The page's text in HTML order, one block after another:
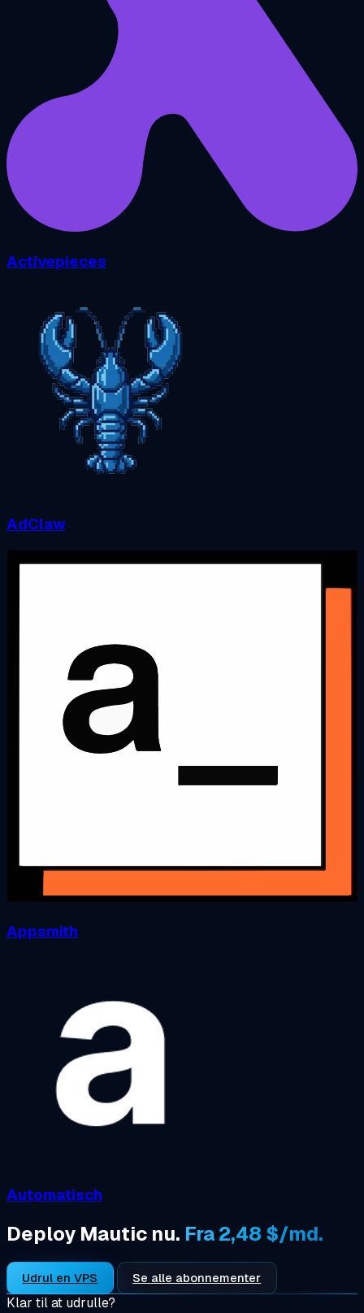
Activepieces
AdClaw
Appsmith
Automatisch
Deploy Mautic nu. Fra 2,48 $/md.
Udrul en VPS Se alle abonnementer
Klar til at udrulle?